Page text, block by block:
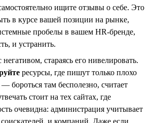
ищите отзывы о себе. Это
в курсе вашей позиции на рынке,
пробелы в вашем HR-бренде,
и устранить.
негативом, стараясь его нивелировать.
ресурсы, где пишут только плохо
бороться там бесполезно, считает
стоит на тех сайтах, где
очевидна: администрация учитывает
и компаний. Даже если